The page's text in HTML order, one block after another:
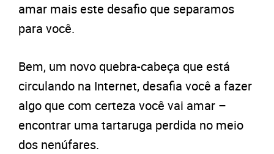
amar mais este desafio que separamos
para você.
Bem, um novo quebra-cabeça que está
circulando na Internet, desafia você a fazer
algo que com certeza você vai amar –
encontrar uma tartaruga perdida no meio
dos nenúfares.